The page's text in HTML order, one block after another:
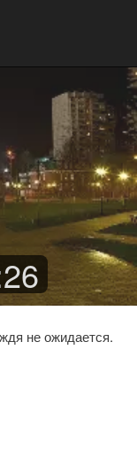
26
не ожидается.